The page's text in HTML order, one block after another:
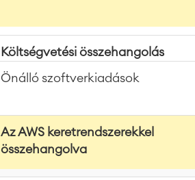
Költségvetési összehangolás
Önálló szoftverkiadások
Az AWS keretrendszerekkel
összehangolva